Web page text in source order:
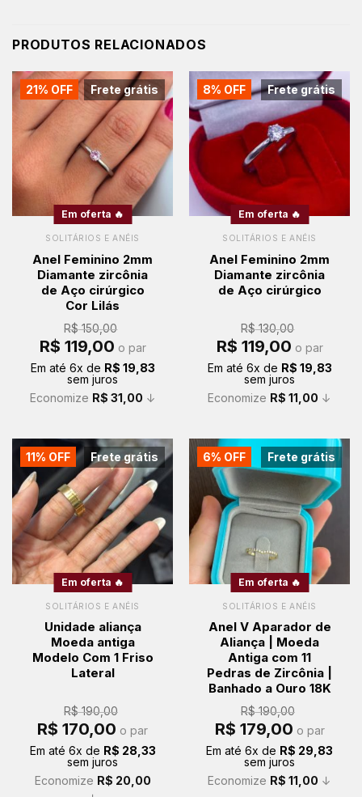
PRODUTOS RELACIONADOS
Frete grátis
21% OFF
Em oferta 🔥
SOLITÁRIOS E ANÉIS
Anel Feminino 2mm
Diamante zircônia
de Aço cirúrgico
Cor Lilás
R$150,00
O
preço
era:
R$ 150,00.
R$ 119,00preço
atual
é:
R$ 119,00.
o par
Em até 6x de R$ 19,83
sem juros
Economize R$ 31,00 ↓
Frete grátis
8% OFF
Em oferta 🔥
SOLITÁRIOS E ANÉIS
Anel Feminino 2mm
Diamante zircônia
de Aço cirúrgico
R$130,00
O
preço
era:
R$ 130,00.
R$ 119,00preço
atual
é:
R$ 119,00.
o par
Em até 6x de R$ 19,83
sem juros
Economize R$ 11,00 ↓
Frete grátis
11% OFF
Em oferta 🔥
SOLITÁRIOS E ANÉIS
Unidade aliança
Moeda antiga
Modelo Com 1 Friso
Lateral
R$190,00
O
preço
era:
R$ 190,00.
R$ 170,00 preço
é:
R$ 170,00.
o par
Em até 6x de R$ 28,33
sem juros
Economize R$ 20,00
Frete grátis
6% OFF
Em oferta 🔥
SOLITÁRIOS E ANÉIS
Anel V Aparador de
Aliança | Moeda
Antiga com 11
Pedras de Zircônia |
Banhado a Ouro 18K
R$190,00
O
preço
era:
R$ 190,00.
R$ 179,00preço
é:
R$ 179,00.
o par
Em até 6x de R$ 29,83
sem juros
Economize R$ 11,00 ↓